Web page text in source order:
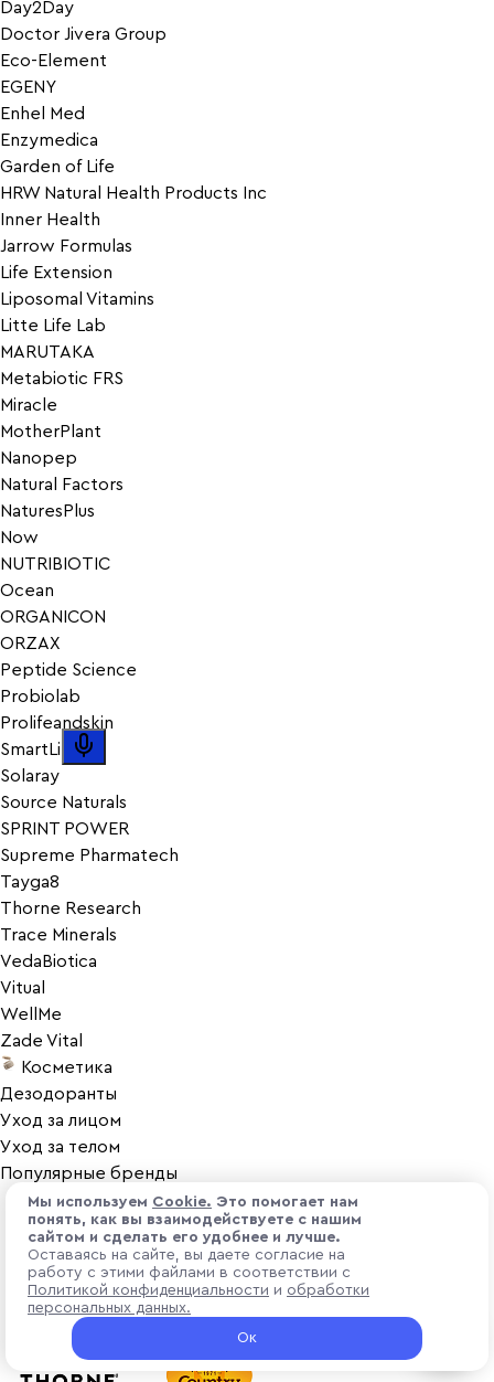
Day2Day
Doctor Jivera Group
Eco-Element
EGENY
Enhel Med
Enzymedica
Garden of Life
HRW Natural Health Products Inc
Inner Health
Jarrow Formulas
Life Extension
Liposomal Vitamins
Litte Life Lab
MARUTAKA
Metabiotic FRS
Miracle
MotherPlant
Nanopep
Natural Factors
NaturesPlus
Now
NUTRIBIOTIC
Ocean
ORGANICON
ORZAX
Peptide Science
Probiolab
Prolifeandskin
SmartLife
Solaray
Source Naturals
SPRINT POWER
Supreme Pharmatech
Tayga8
Thorne Research
Trace Minerals
VedaBiotica
Vitual
WellMe
Zade Vital
Косметика
Дезодоранты
Уход за лицом
Уход за телом
Популярные бренды
Мы используем Cоokіе. Это помогает нам
понять, как вы взаимодействуете с нашим
сайтом и сделать его удобнее и лучше.
Оставаясь на сайте, вы даете согласие на
работу с этими файлами в соответствии с
Политикой конфиденциальности и обработки
персональных данных.
Ок